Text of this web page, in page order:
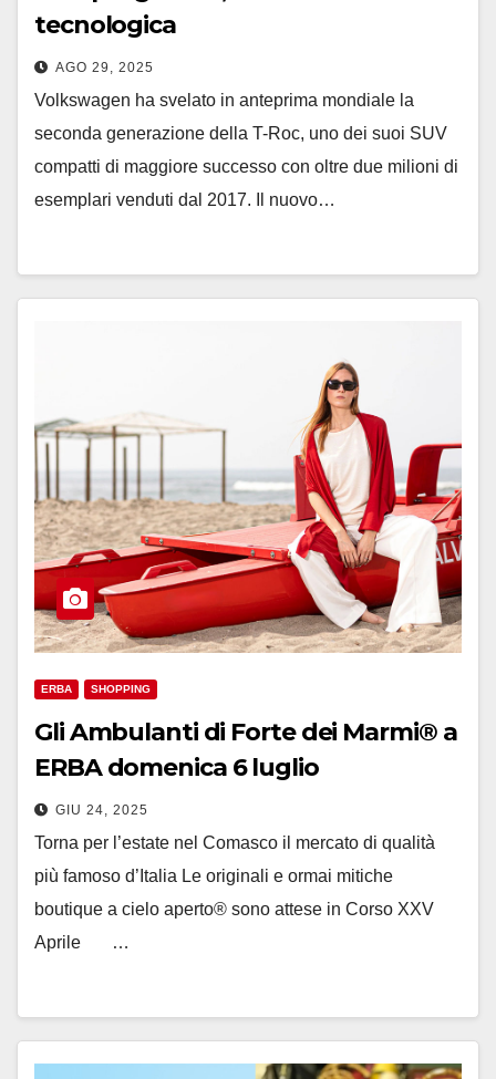
tecnologica
AGO 29, 2025
Volkswagen ha svelato in anteprima mondiale la
seconda generazione della T-Roc, uno dei suoi SUV
compatti di maggiore successo con oltre due milioni di
esemplari venduti dal 2017. Il nuovo…
ERBA SHOPPING
Gli Ambulanti di Forte dei Marmi® a
ERBA domenica 6 luglio
GIU 24, 2025
Torna per l’estate nel Comasco il mercato di qualità
più famoso d’Italia Le originali e ormai mitiche
boutique a cielo aperto® sono attese in Corso XXV
Aprile …